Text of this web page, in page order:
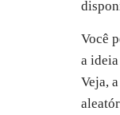
Você
a
Veja,